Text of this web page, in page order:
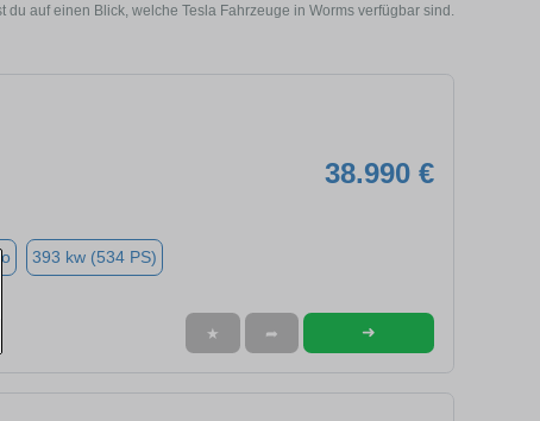
auf einen Blick, welche Tesla Fahrzeuge in Worms verfügbar sind.
38.990 €
393 kw (534 PS)
★ ➦ ➜